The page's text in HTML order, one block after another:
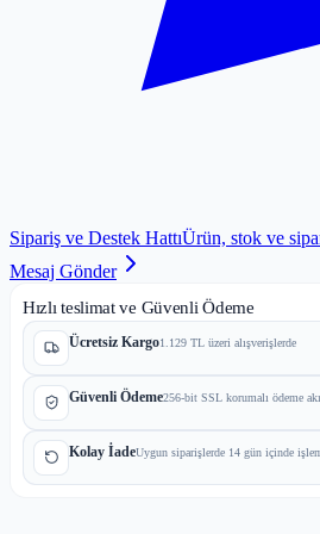
Sipariş ve Destek HattıÜrün, stok ve
Mesaj Gönder
Hızlı teslimat ve Güvenli Ödeme
Ücretsiz Kargo1.129 TL üzeri alışverişlerde
Güvenli Ödeme256-bit SSL korumalı ödeme
Kolay İadeUygun siparişlerde 14 gün içinde